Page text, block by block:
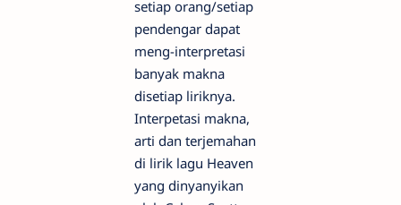
setiap orang/setiap
pendengar dapat
meng-interpretasi
banyak makna
disetiap liriknya.
Interpetasi makna,
arti dan terjemahan
di lirik lagu Heaven
yang dinyanyikan